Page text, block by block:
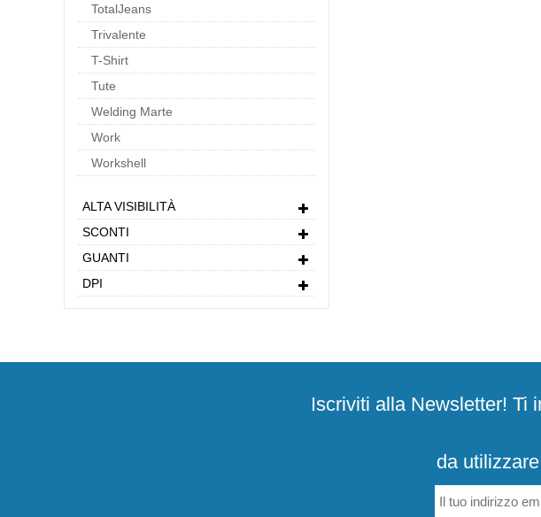
TotalJeans
Trivalente
T-Shirt
Tute
Welding Marte
Work
Workshell
ALTA VISIBILITÀ
SCONTI
GUANTI
DPI
Iscriviti alla Newsletter! Ti
da